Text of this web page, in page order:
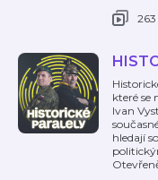
které se
Ivan
hledají